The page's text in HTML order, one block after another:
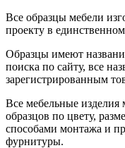
Все образцы мебели
проекту в
Образцы имеют
поиска по сайту, все
зарегистрированным
Все мебельные изделия
образцов по цвету,
способами монтажа и
фурнитуры.